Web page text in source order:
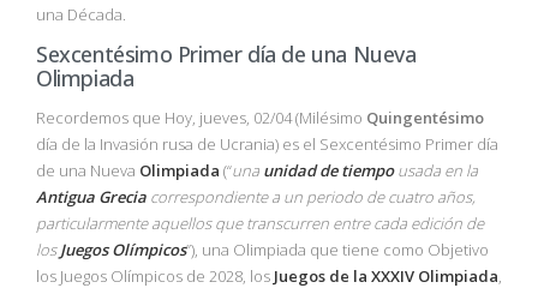
una Década.
Sexcentésimo Primer día de una Nueva
Olimpiada
Recordemos que Hoy, jueves, 02/04 (Milésimo Quingentésimo
día de la Invasión rusa de Ucrania) es el Sexcentésimo Primer día
de una Nueva Olimpiada (“una unidad de tiempousada en la
Antigua Grecia correspondiente a un periodo de cuatro años,
particularmente aquellos que transcurren entre cada edición de
losJuegos Olímpicos”), una Olimpiada que tiene como Objetivo
los Juegos Olímpicos de 2028, los Juegos de la XXXIV Olimpiada,